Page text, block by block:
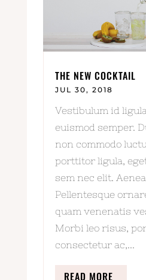
THE NEW COCKTAIL
JUL 30, 2018
Vestibulum id
euismod semper.
non commodo
porttitor ligula,
sem nec elit.
Pellentesque
quam venenatis
Morbi leo risus,
consectetur ac,...
READ MORE